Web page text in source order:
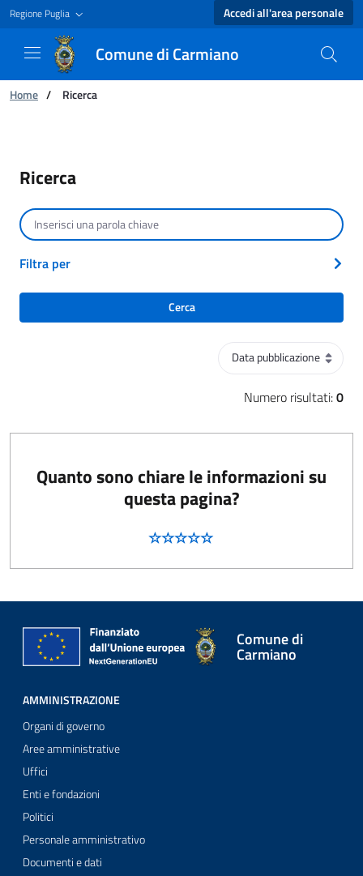
Regione Puglia Accedi all'area personale
Comune di Carmiano
Ti trovi in:
Home / Ricerca
Ricerca
Ordinamento
Numero risultati:0
Cerca per testo
Filtra per
Cerca
Quanto sono chiare le informazioni su
questa pagina?
Comune di
Carmiano
AMMINISTRAZIONE
Organi di governo
Aree amministrative
Uffici
Enti e fondazioni
Politici
Personale amministrativo
Documenti e dati